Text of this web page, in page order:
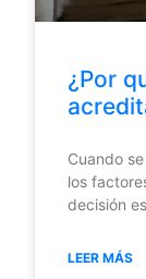
¿Por
Cuando
los
decisión
LEER MÁS